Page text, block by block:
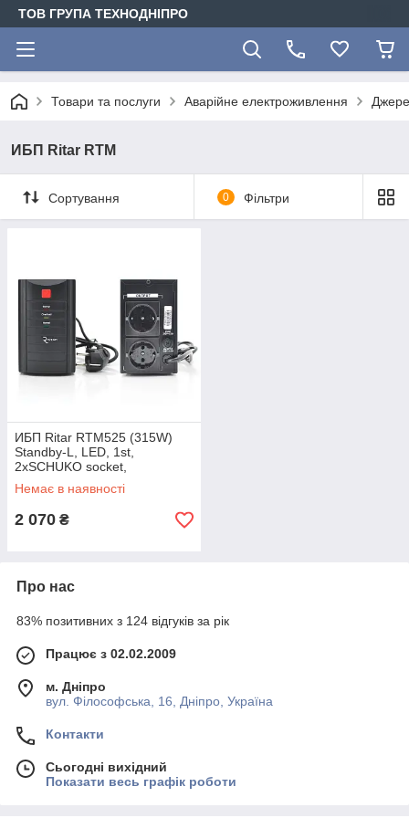
ТОВ ГРУПА ТЕХНОДНІПРО
Товари та послуги Аварійне електроживлення
ИБП Ritar RTM
Сортування 0 Фільтри
ИБП Ritar RTM525 (315W)
Standby-L, LED, 1st,
2xSCHUKO socket,
1x12V4.5Ah, metal Case ( 260
х 85 х 140 ) Q4
Немає в наявності
2 070 ₴
Про нас
83% позитивних з 124 відгуків за рік
Працює з 02.02.2009
м. Дніпро
вул. Філософська, 16, Дніпро, Україна
Контакти
Сьогодні вихідний
Показати весь графік роботи